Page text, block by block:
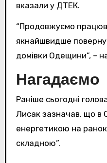
вказали у ДТЕК.
“Продовжуємо
якнайшвидше
домівки Одещини”, –
Нагадаємо
Раніше сьогодні
Лисак зазначав, що в
енергетикою на
складною”.